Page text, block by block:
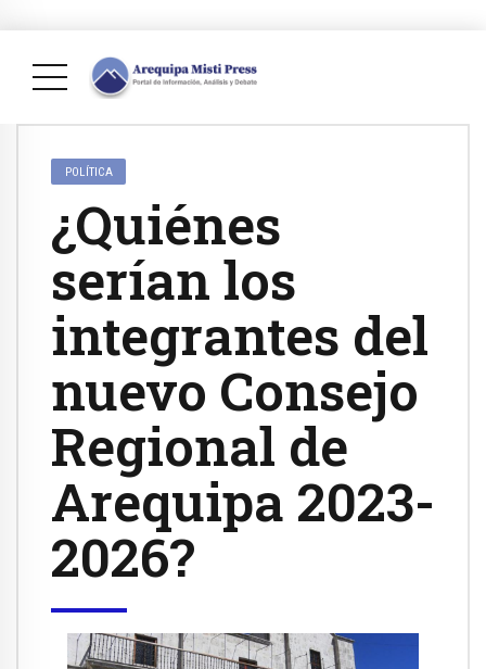
POLÍTICA
¿Quiénes
serían los
integrantes del
nuevo Consejo
Regional de
Arequipa 2023-
2026?